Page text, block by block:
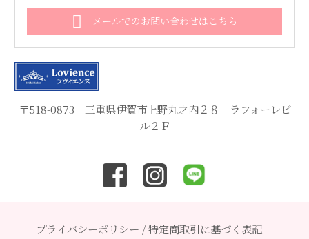
〒518-0873 三重県伊賀市上野丸之内２８ ラフォーレビ
ル２Ｆ
メールでのお問い合わせはこちら
プライバシーポリシー /特定商取引に基づく表記